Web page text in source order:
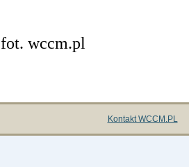
fot. wccm.pl
Kontakt WCCM.PL